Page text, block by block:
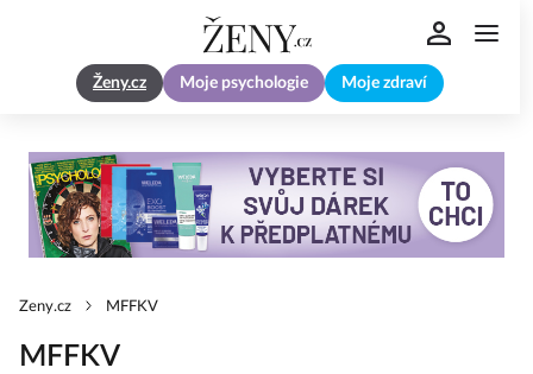
Ženy.cz Moje psychologie Moje zdraví
Zeny.cz MFFKV
MFFKV